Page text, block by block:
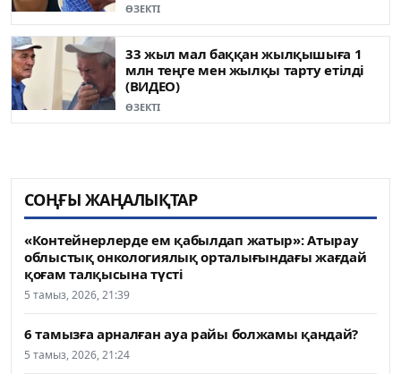
ӨЗЕКТІ
33 жыл мал баққан жылқышыға 1
млн теңге мен жылқы тарту етілді
(ВИДЕО)
ӨЗЕКТІ
СОҢҒЫ ЖАҢАЛЫҚТАР
«Контейнерлерде ем қабылдап жатыр»: Атырау
облыстық онкологиялық орталығындағы жағдай
қоғам талқысына түсті
5 тамыз, 2026, 21:39
6 тамызға арналған ауа райы болжамы қандай?
5 тамыз, 2026, 21:24